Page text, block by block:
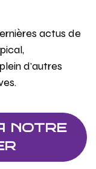
actus de
d'autres
NOTRE